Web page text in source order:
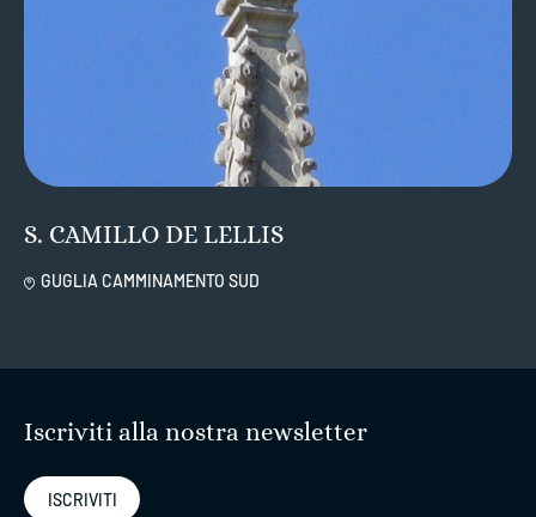
S. CAMILLO DE LELLIS
GUGLIA CAMMINAMENTO SUD
Iscriviti alla nostra newsletter
ISCRIVITI